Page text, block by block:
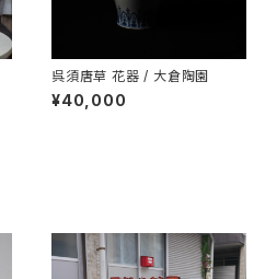
呉須唐草 花器 / 大倉陶園
¥40,000